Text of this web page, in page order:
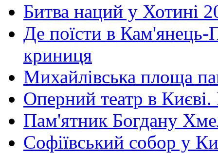
Битва наций у Хотині
Де поїсти в Кам'янець-
криниця
Михайлівська площа
Оперний театр в
Пам'ятник Богдану
Софіївський собор у